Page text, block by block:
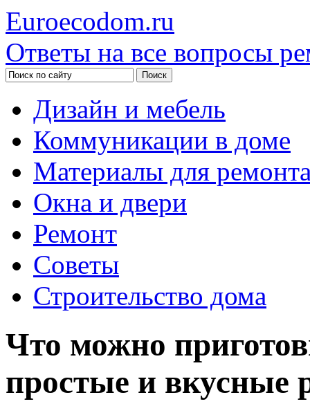
Euroecodom.ru
Ответы на все вопросы
Дизайн и мебель
Коммуникации в доме
Материалы для
Окна и двери
Ремонт
Советы
Строительство дома
Что можно
простые и вкусные